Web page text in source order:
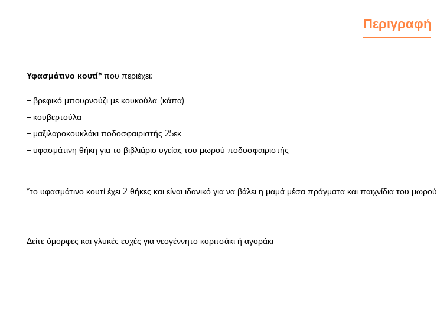
Περιγραφή
Υφασμάτινο κουτί* που περιέχει:
– βρεφικό μπουρνούζι με κουκούλα (κάπα)
– κουβερτούλα
– μαξιλαροκουκλάκι ποδοσφαιριστής 25εκ
– υφασμάτινη θήκη για το βιβλιάριο υγείας του μωρού ποδοσφαιριστής
*το υφασμάτινο κουτί έχει 2 θήκες και είναι ιδανικό για να βάλει η μαμά μέσα πράγματα και παιχνίδια του μωρού
Δείτε όμορφες και γλυκές ευχές για νεογέννητο κοριτσάκι ή αγοράκι